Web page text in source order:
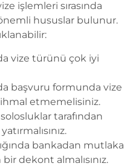
işlemleri sırasında
hususlar bulunur.
vize türünü çok iyi
başvuru formunda vize
etmemelisiniz.
tarafından
bankadan mutlaka
bir dekont almalısınız.